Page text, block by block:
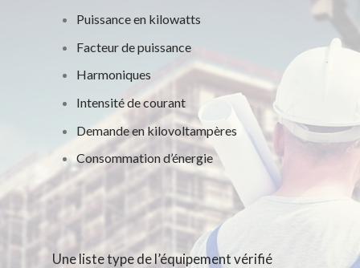
Puissance en kilowatts
Facteur de puissance
Harmoniques
Intensité de courant
Demande en kilovoltampères
Consommation d’énergie
Une liste type de l’équipement vérifié